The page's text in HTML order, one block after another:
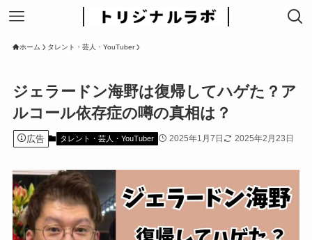
ホーム タレント・芸人・YouTuber
ジェラードン海野は復帰してハゲた？ア
ルコール依存症の噂の真相は？
広告 タレント・芸人・YouTuber 2025年1月7日 2025年2月23日